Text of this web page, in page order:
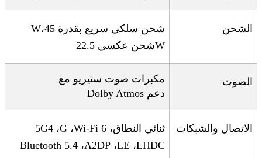
الشحن شحن سلكي سريع بقدرة 45 W،
شحن عكسي 22.5W
الصوت
مكبرات صوت ستيريو مع
دعم Dolby Atmos
الاتصال والشبكات 5G ، 4G،Wi-Fi 6 ثنائي النطاق،
Bluetooth 5.4،A2DP،LE ،LHDC